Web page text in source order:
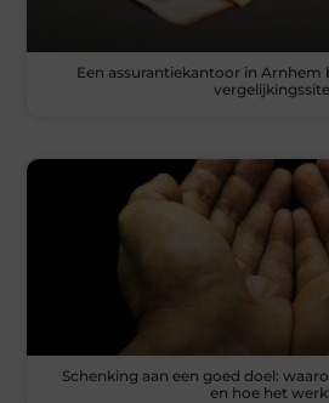
Een assurantiekantoor in Arnhem
vergelijkingssite
Schenking aan een goed doel:
en hoe het